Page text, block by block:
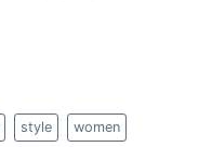
style women